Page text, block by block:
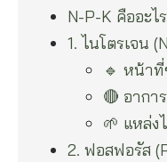
N-P-K คืออะไ
1. ไนโตรเจน
🔹 หน้าที่
🔴 อากา
🌱 แหล่ง
2. ฟอสฟอรัส